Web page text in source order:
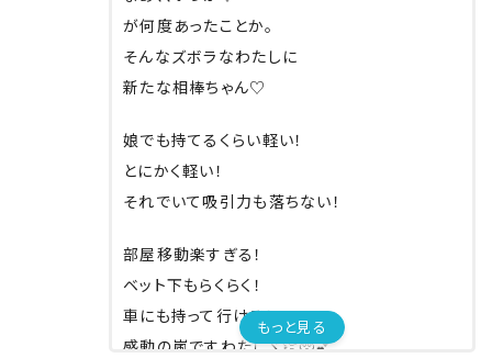
が何度あったことか。
そんなズボラなわたしに
新たな相棒ちゃん♡
娘でも持てるくらい軽い！
とにかく軽い！
それでいて吸引力も落ちない！
部屋移動楽すぎる！
ベット下もらくらく！
車にも持って行ける！
感動の嵐ですわたしヾ👏🥺💕
もっと見る